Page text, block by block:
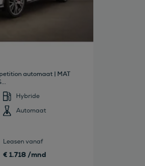
automaat | MAT
Hybride
Automaat
Leasen vanaf
€ 1.718 /mnd